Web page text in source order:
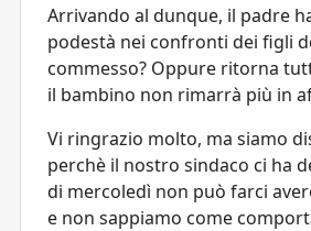
Arrivando al dunque, il padre
podestà nei confronti dei figli
commesso? Oppure ritorna
il bambino non rimarrà più in
Vi ringrazio molto, ma siamo
perchè il nostro sindaco ci ha
di mercoledì non può farci
e non sappiamo come